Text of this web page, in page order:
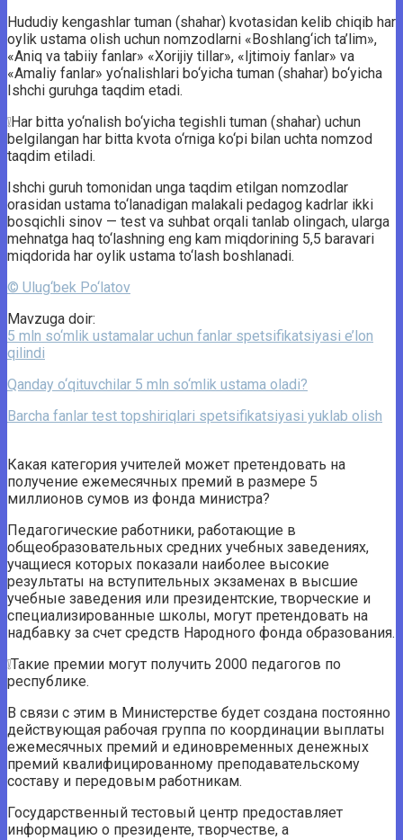
Hududiy kengashlar tuman (shahar) kvotasidan kelib chiqib har
oylik ustama olish uchun nomzodlarni «Boshlang‘ich ta’lim»,
«Aniq va tabiiy fanlar» «Xorijiy tillar», «Ijtimoiy fanlar» va
«Amaliy fanlar» yo‘nalishlari bo‘yicha tuman (shahar) bo‘yicha
Ishchi guruhga taqdim etadi.
❕Har bitta yo‘nalish bo‘yicha tegishli tuman (shahar) uchun
belgilangan har bitta kvota o‘rniga ko‘pi bilan uchta nomzod
taqdim etiladi.
Ishchi guruh tomonidan unga taqdim etilgan nomzodlar
orasidan ustama to‘lanadigan malakali pedagog kadrlar ikki
bosqichli sinov — test va suhbat orqali tanlab olingach, ularga
mehnatga haq to‘lashning eng kam miqdorining 5,5 baravari
miqdorida har oylik ustama to‘lash boshlanadi.
© Ulug‘bek Po‘latov
Mavzuga doir:
5 mln so‘mlik ustamalar uchun fanlar spetsifikatsiyasi e’lon
qilindi
Qanday o‘qituvchilar 5 mln so‘mlik ustama oladi?
Barcha fanlar test topshiriqlari spetsifikatsiyasi yuklab olish
Какая категория учителей может претендовать на
получение ежемесячных премий в размере 5
миллионов сумов из фонда министра?
Педагогические работники, работающие в
общеобразовательных средних учебных заведениях,
учащиеся которых показали наиболее высокие
результаты на вступительных экзаменах в высшие
учебные заведения или президентские, творческие и
специализированные школы, могут претендовать на
надбавку за счет средств Народного фонда образования.
❕Такие премии могут получить 2000 педагогов по
республике.
В связи с этим в Министерстве будет создана постоянно
действующая рабочая группа по координации выплаты
ежемесячных премий и единовременных денежных
премий квалифицированному преподавательскому
составу и передовым работникам.
Государственный тестовый центр предоставляет
информацию о президенте, творчестве, а